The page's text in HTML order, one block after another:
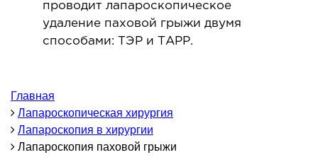
проводит лапароскопическое
удаление паховой грыжи двумя
способами: ТЭР и ТАРР.
Главная
Лапароскопическая хирургия
Лапароскопия в хирургии
Лапароскопия паховой грыжи